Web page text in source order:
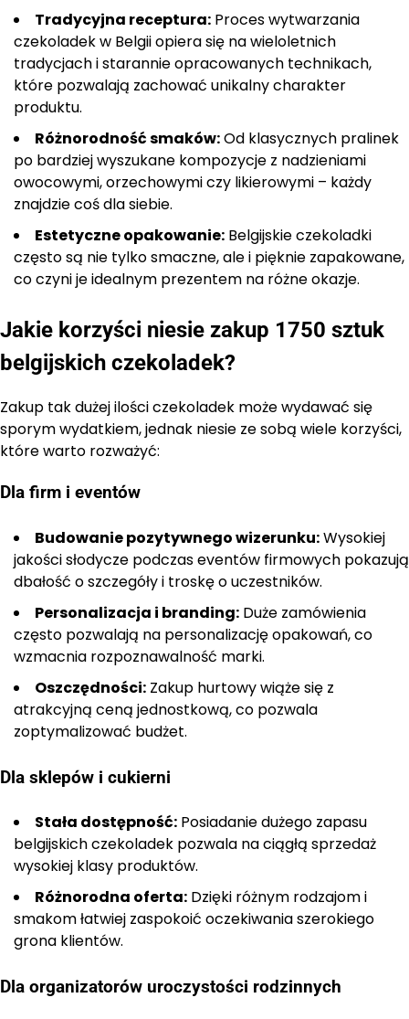
Tradycyjna receptura: Proces wytwarzania
czekoladek w Belgii opiera się na wieloletnich
tradycjach i starannie opracowanych technikach,
które pozwalają zachować unikalny charakter
produktu.
Różnorodność smaków:Od klasycznych pralinek
po bardziej wyszukane kompozycje z nadzieniami
owocowymi, orzechowymi czy likierowymi – każdy
znajdzie coś dla siebie.
Estetyczne opakowanie: Belgijskie czekoladki
często są nie tylko smaczne, ale i pięknie zapakowane,
co czyni je idealnym prezentem na różne okazje.
Jakie korzyści niesie zakup 1750 sztuk
belgijskich czekoladek?
Zakup tak dużej ilości czekoladek może wydawać się
sporym wydatkiem, jednak niesie ze sobą wiele korzyści,
które warto rozważyć:
Dla firm i eventów
Budowanie pozytywnego wizerunku:Wysokiej
jakości słodycze podczas eventów firmowych pokazują
dbałość o szczegóły i troskę o uczestników.
Personalizacja i branding: Duże zamówienia
często pozwalają na personalizację opakowań, co
wzmacnia rozpoznawalność marki.
Oszczędności: Zakup hurtowy wiąże się z
atrakcyjną ceną jednostkową, co pozwala
zoptymalizować budżet.
Dla sklepów i cukierni
Stała dostępność: Posiadanie dużego zapasu
belgijskich czekoladek pozwala na ciągłą sprzedaż
wysokiej klasy produktów.
Różnorodna oferta: Dzięki różnym rodzajom i
smakom łatwiej zaspokoić oczekiwania szerokiego
grona klientów.
Dla organizatorów uroczystości rodzinnych